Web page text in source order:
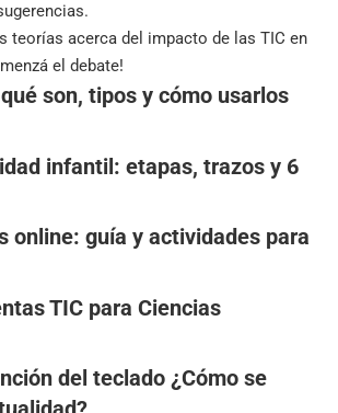
teorías acerca del impacto de las TIC en
el debate!
son, tipos y cómo usarlos
infantil: etapas, trazos y 6
online: guía y actividades para
TIC para Ciencias
del teclado ¿Cómo se